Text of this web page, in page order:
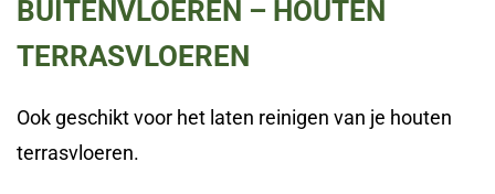
BUITENVLOEREN – HOUTEN
TERRASVLOEREN
Ook geschikt voor het laten reinigen van je houten
terrasvloeren.